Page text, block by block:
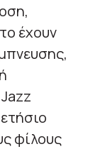
έχουν
φίλους